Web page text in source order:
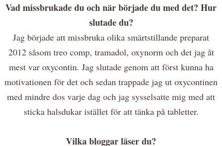
Vad missbrukade du och när började du med det? Hur
slutade du?
Jag började att missbruka olika smärtstillande preparat
2012 såsom treo comp, tramadol, oxynorm och det jag åt
mest var oxycontin. Jag slutade genom att först kunna ha
motivationen för det och sedan trappade jag ut oxycontinen
med mindre dos varje dag och jag sysselsatte mig med att
sticka halsdukar istället för att tänka på tabletter.
Vilka bloggar läser du?